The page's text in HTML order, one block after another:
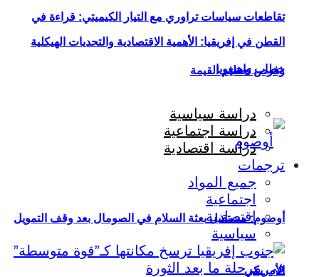
تقاطعات سياسات تراوري مع التيار الكيميتي: قراءة في
خطاب واهيغويا
أوصوم: مستقبل بعثة السلام في الصومال بعد وقف التمويل
الأمريكي
القطن في إفريقيا: الأهمية الاقتصادية والتحديات الهيكلية
وفرص تعظيم القيمة
دراسة سياسية
دراسة اجتماعية
دراسة اقتصادية
ترجمات
جميع المواد
اجتماعية
اقتصادية
سياسية